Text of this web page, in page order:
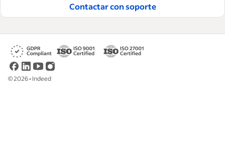
Lea nuestras guías editoriales
Contactar con soporte
©2026• Indeed